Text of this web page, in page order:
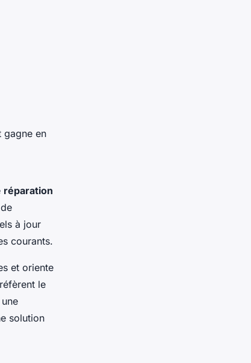
gagne en
réparation
à jour
courants.
et oriente
le
solution